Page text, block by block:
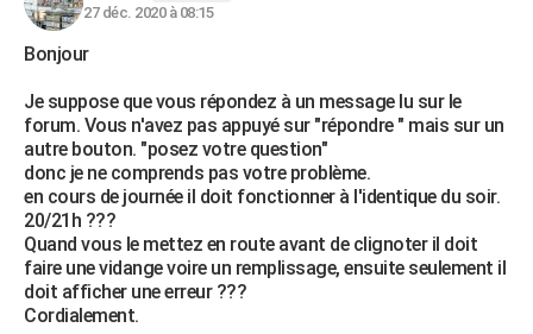
COPAINS D'AVANT
S'inscrire
Se connecter
Lycées
Collèges
Primaires
Universités
Entreprises
Service militaire
Avis de recherche
AVIS DE DÉCÈS
FORUM
Bricolage
Lifestyle
Culture
Sport
Auto
Television
Voyage
Cinema
27 déc. 2020 à 08:15
Bonjour
Je suppose que vous répondez à un message lu sur le
forum. Vous n'avez pas appuyé sur "répondre " mais sur un
autre bouton. "posez votre question"
donc je ne comprends pas votre problème.
en cours de journée il doit fonctionner à l'identique du soir.
20/21h ???
Quand vous le mettez en route avant de clignoter il doit
faire une vidange voire un remplissage, ensuite seulement il
doit afficher une erreur ???
Cordialement.